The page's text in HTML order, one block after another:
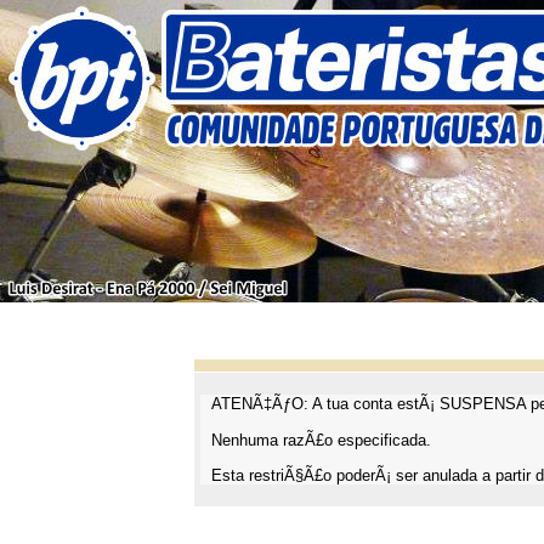
ATENÃ‡ÃƒO: A tua conta estÃ¡ SUSPENSA
Nenhuma razÃ£o especificada.
Esta restriÃ§Ã£o poderÃ¡ ser anulada a partir